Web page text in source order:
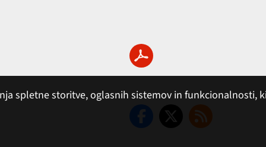
spletne storitve, oglasnih sistemov in funkcionalnosti,